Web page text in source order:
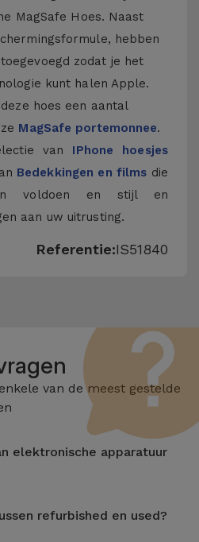
MagSafe Hoes. Naast
hebben
zodat je het
kunt halen Apple.
hoes een aantal
MagSafe portemonnee.
van IPhone hoesjes
Bedekkingen en films die
voldoen en stijl en
aan uw uitrusting.
Referentie:IS51840
van de meest gestelde
elektronische apparatuur
het repareren van elk defect
refurbished en used?